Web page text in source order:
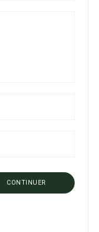
CONTINUER